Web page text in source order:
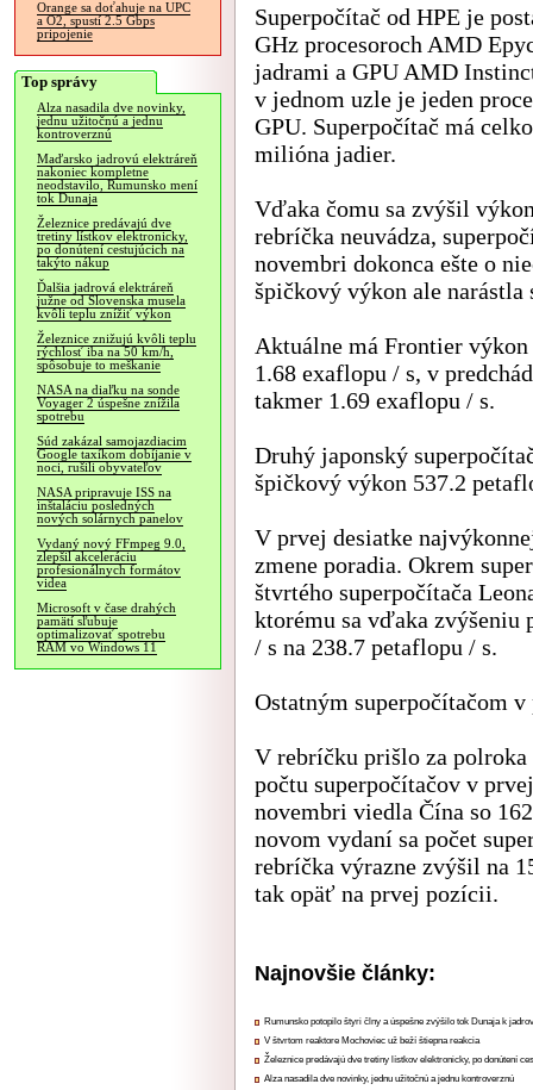
Orange sa doťahuje na UPC
a O2, spustí 2.5 Gbps
pripojenie
Top správy
Alza nasadila dve novinky,
jednu užitočnú a jednu
kontroverznú
Maďarsko jadrovú elektráreň
nakoniec kompletne
neodstavilo, Rumunsko mení
tok Dunaja
Železnice predávajú dve
tretiny lístkov elektronicky,
po donútení cestujúcich na
takýto nákup
Ďalšia jadrová elektráreň
južne od Slovenska musela
kvôli teplu znížiť výkon
Železnice znižujú kvôli teplu
rýchlosť iba na 50 km/h,
spôsobuje to meškanie
NASA na diaľku na sonde
Voyager 2 úspešne znížila
spotrebu
Súd zakázal samojazdiacim
Google taxíkom dobíjanie v
noci, rušili obyvateľov
NASA pripravuje ISS na
inštaláciu posledných
nových solárnych panelov
Vydaný nový FFmpeg 9.0,
zlepšil akceleráciu
profesionálnych formátov
videa
Microsoft v čase drahých
pamätí sľubuje
optimalizovať spotrebu
RAM vo Windows 11
Superpočítač od HPE je
GHz procesoroch AMD
jadrami a GPU AMD
v jednom uzle je jeden
GPU. Superpočítač má
milióna jadier.
Vďaka čomu sa zvýšil
rebríčka neuvádza,
novembri dokonca ešte o
špičkový výkon ale narástla
Aktuálne má Frontier
1.68 exaflopu / s, v
takmer 1.69 exaflopu / s.
Druhý japonský
špičkový výkon 537.2
V prvej desiatke
zmene poradia. Okrem
štvrtého superpočítača
ktorému sa vďaka
/ s na 238.7 petaflopu / s.
Ostatným superpočítačom
V rebríčku prišlo za polroka
počtu superpočítačov v
novembri viedla Čína so
novom vydaní sa počet
rebríčka výrazne zvýšil na
tak opäť na prvej pozícii.
Najnovšie články:
Rumunsko potopilo štyri člny a úspešne zvýšilo tok Dunaja k
V štvrtom reaktore Mochoviec už beží štiepna reakcia
Železnice predávajú dve tretiny lístkov elektronicky, po donútení
Alza nasadila dve novinky, jednu užitočnú a jednu kontroverznú